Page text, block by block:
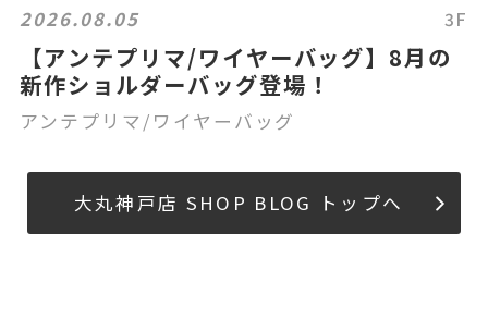
2026.08.05 3F
【アンテプリマ/ワイヤーバッグ】8月の
新作ショルダーバッグ登場！
アンテプリマ/ワイヤーバッグ
大丸神戸店 SHOP BLOG トップへ